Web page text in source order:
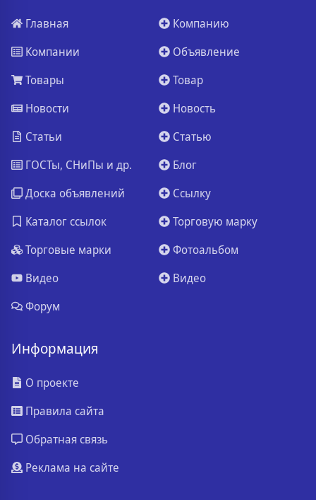
Главная
Компании
Товары
Новости
Статьи
ГОСТы, СНиПы и др.
Доска объявлений
Каталог ссылок
Торговые марки
Видео
Форум
Компанию
Объявление
Товар
Новость
Статью
Блог
Ссылку
Торговую марку
Фотоальбом
Видео
Информация
О проекте
Правила сайта
Обратная связь
Реклама на сайте